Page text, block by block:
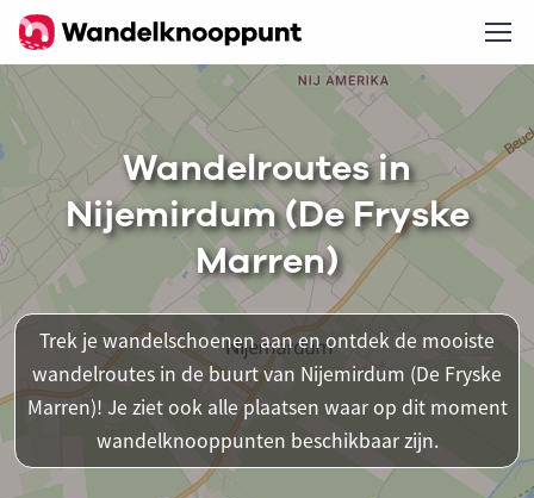
Wandelroutes in
Nijemirdum (De Fryske
Marren)
Trek je wandelschoenen aan en ontdek de mooiste
wandelroutes in de buurt van Nijemirdum (De Fryske
Marren)! Je ziet ook alle plaatsen waar op dit moment
wandelknooppunten beschikbaar zijn.